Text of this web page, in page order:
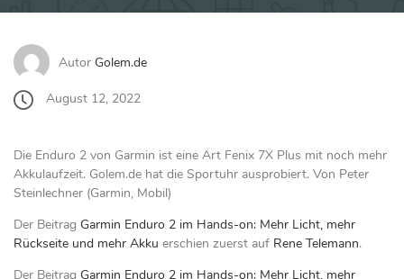
Autor Golem.de
August 12, 2022
Die Enduro 2 von Garmin ist eine Art Fenix 7X Plus mit noch mehr
Akkulaufzeit. Golem.de hat die Sportuhr ausprobiert. Von Peter
Steinlechner (Garmin, Mobil)
Der Beitrag Garmin Enduro 2 im Hands-on: Mehr Licht, mehr
Rückseite und mehr Akku erschien zuerst auf Rene Telemann.
Der Beitrag Garmin Enduro 2 im Hands-on: Mehr Licht, mehr